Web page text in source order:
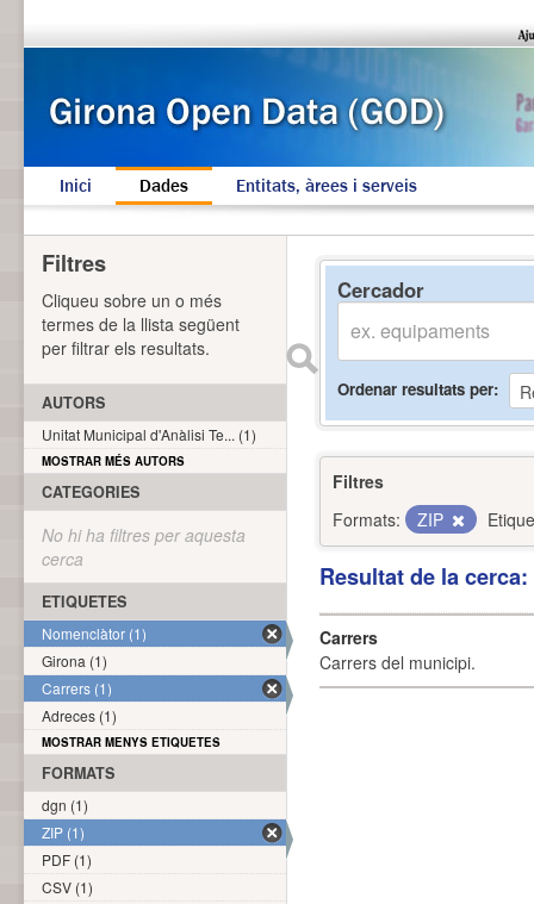
Inici Dades Entitats, àrees i serveis
Cercador
Ordenar resultats per
Filtres
Formats:
ZIP
Resultat de la
Carrers
Carrers del municipi.
Filtres
Cliqueu sobre un o més
termes de la llista següent
per filtrar els resultats.
AUTORS
Unitat Municipal d'Anàlisi Te... (1)
MOSTRAR MÉS AUTORS
CATEGORIES
No hi ha filtres per aquesta
cerca
ETIQUETES
Nomenclàtor (1)
Girona (1)
Carrers (1)
Adreces (1)
MOSTRAR MENYS ETIQUETES
FORMATS
dgn (1)
ZIP (1)
PDF (1)
CSV (1)